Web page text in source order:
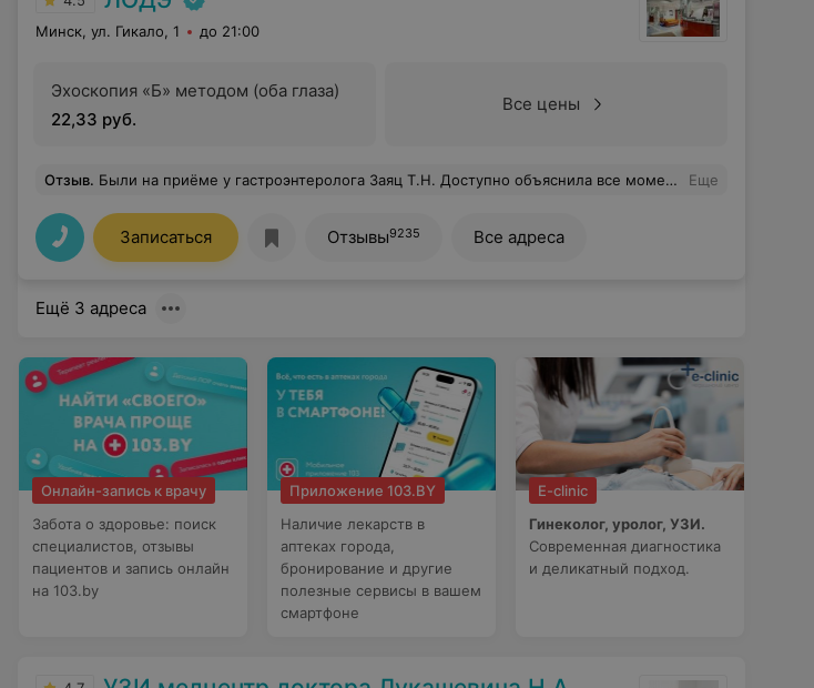
Минск, ул. Гикало, 1 до 21:00
Эхоскопия «Б» методом (оба глаза)
22,33 руб.
Все цены
Отзыв. Были на приёме у гастроэнтеролога Заяц Т.Н. Доступно объяснила все моменты, выдала рекомендации. Еще
Записаться Отзывы9235 Все адреса
Ещё 3 адреса
Онлайн-запись к врачу
Забота о здоровье: поиск
специалистов, отзывы
пациентов и запись онлайн
на 103.by
Приложение 103.BY
Наличие лекарств в
аптеках города,
бронирование и другие
полезные сервисы в вашем
смартфоне
E-clinic
Гинеколог, уролог, УЗИ.
Современная диагностика
и деликатный подход.